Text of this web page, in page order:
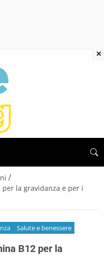
/
la gravidanza e per i
Salute e benessere
B12 per la
×